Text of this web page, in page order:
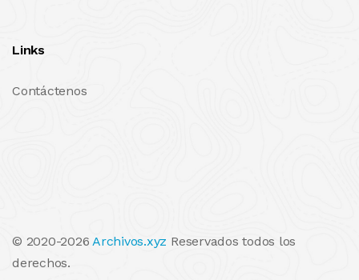
Links
Contáctenos
© 2020-2026Archivos.xyz Reservados todos los
derechos.